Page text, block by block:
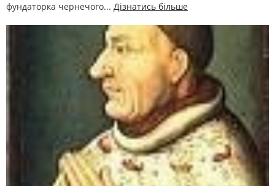
фундаторка чернечого... Дізнатись більше